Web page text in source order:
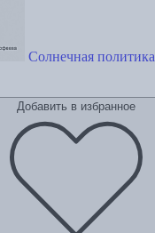
Солнечная политика
Добавить в избранное